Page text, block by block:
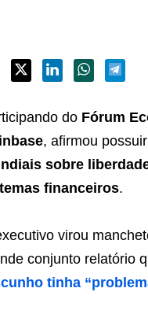
do Fórum
, afirmou
sobre
financeiros.
virou
conjunto relatório
tinha